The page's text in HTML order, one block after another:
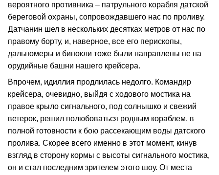
вероятного противника – патрульного корабля датской
береговой охраны, сопровождавшего нас по проливу.
Датчанин шел в нескольких десятках метров от нас по
правому борту, и, наверное, все его перископы,
дальномеры и бинокли тоже были направлены не на
орудийные башни нашего крейсера.
Впрочем, идиллия продлилась недолго. Командир
крейсера, очевидно, выйдя с ходового мостика на
правое крыло сигнального, под солнышко и свежий
ветерок, решил полюбоваться родным кораблем, в
полной готовности к бою рассекающим воды датского
пролива. Скорее всего именно в этот момент, кинув
взгляд в сторону кормы с высоты сигнального мостика,
он и стал последним зрителем этого шоу. От места